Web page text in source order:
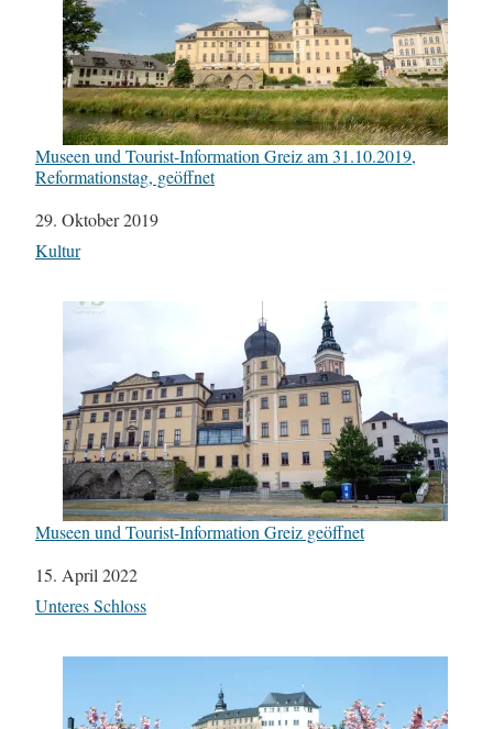
Museen und Tourist-Information Greiz am 31.10.2019,
Reformationstag, geöffnet
Datum
29. Oktober 2019
In Bezug auf
Kultur
Museen und Tourist-Information Greiz geöffnet
Datum
15. April 2022
In Bezug auf
Unteres Schloss